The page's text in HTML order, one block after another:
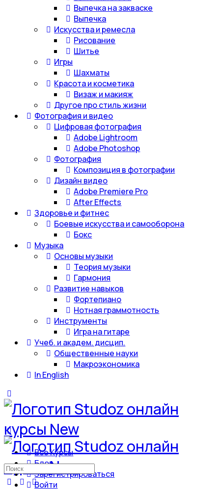
Выпечка на закваске
Выпечка
Искусства и ремесла
Рисование
Шитье
Игры
Шахматы
Красота и косметика
Визаж и макияж
Другое про стиль жизни
Фотография и видео
Цифровая фотография
Adobe Lightroom
Adobe Photoshop
Фотография
Композиция в фотографии
Дизайн видео
Adobe Premiere Pro
After Effects
Здоровье и фитнес
Боевые искусства и самооборона
Бокс
Музыка
Основы музыки
Теория музыки
Гармония
Развитие навыков
Фортепиано
Нотная граммотность
Инструменты
Игра на гитаре
Учеб. и академ. дисцип.
Общественные науки
Макроэкономика
In English
Все Курсы
Блог
Зарегистрироваться
Войти
Искать: